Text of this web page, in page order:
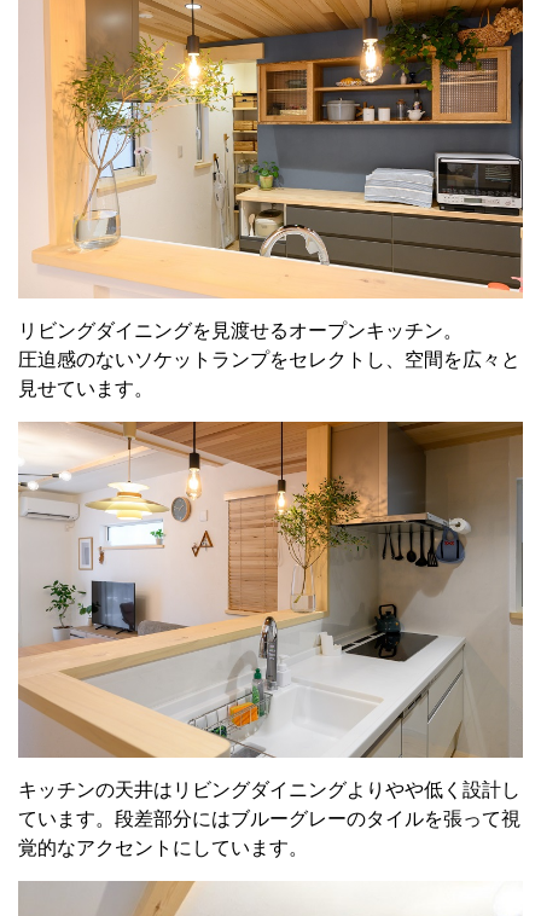
リビングダイニングを見渡せるオープンキッチン。
圧迫感のないソケットランプをセレクトし、空間を広々と
見せています。
キッチンの天井はリビングダイニングよりやや低く設計し
ています。段差部分にはブルーグレーのタイルを張って視
覚的なアクセントにしています。